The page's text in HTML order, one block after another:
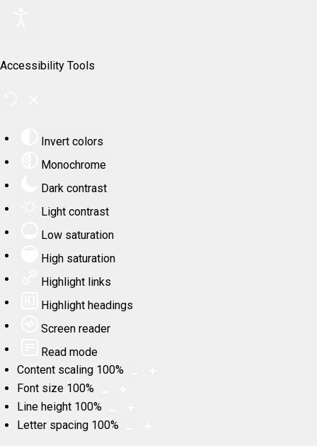
Accessibility Tools
Invert colors
Monochrome
Dark contrast
Light contrast
Low saturation
High saturation
Highlight links
Highlight headings
Screen reader
Read mode
Content scaling 100%
Font size 100%
Line height 100%
Letter spacing 100%